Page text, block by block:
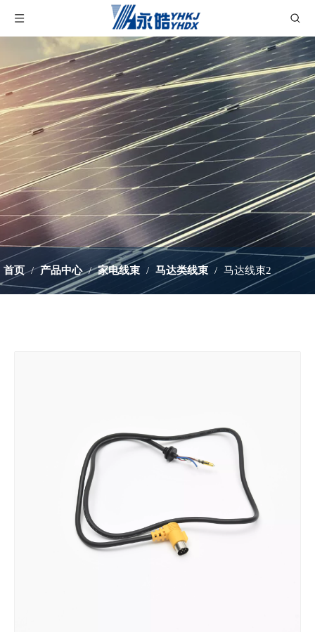
首页 / 产品中心 / 家电线束 / 马达类线束 / 马达线束2